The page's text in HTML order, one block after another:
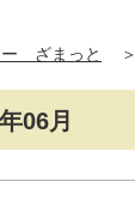
ー ざまっと ＞
06月